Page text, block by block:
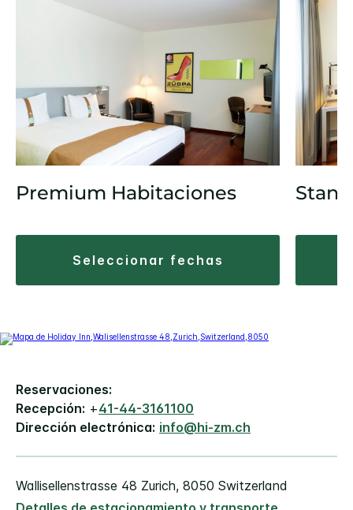
Premium Habitaciones
seleccionar fechas
Reservaciones:
Recepción: +41-44-3161100
Dirección electrónica: info@hi-zm.ch
Wallisellenstrasse 48 Zurich, 8050 Switzerland